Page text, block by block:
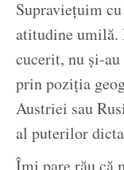
Supraviețuim
atitudine umilă.
cucerit, nu și-
prin poziția
Austriei sau
al puterilor